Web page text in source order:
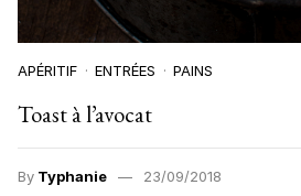
APÉRITIF ENTRÉES PAINS
Toast à l’avocat
By Typhanie 23/09/2018